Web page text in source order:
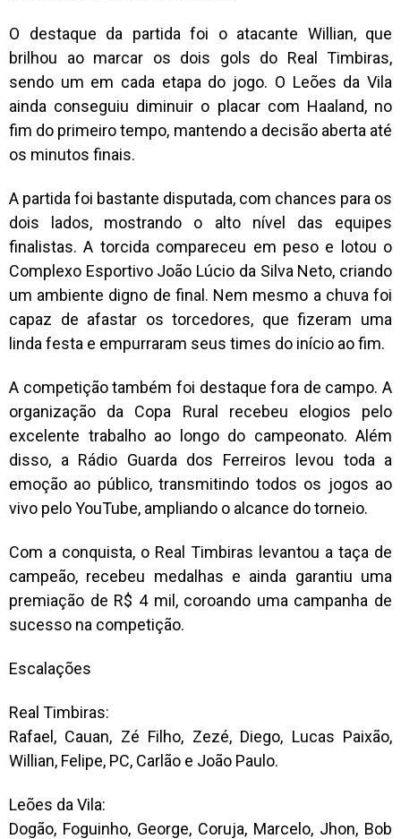
O destaque da partida foi o atacante Willian, que
brilhou ao marcar os dois gols do Real Timbiras,
sendo um em cada etapa do jogo. O Leões da Vila
ainda conseguiu diminuir o placar com Haaland, no
fim do primeiro tempo, mantendo a decisão aberta até
os minutos finais.
A partida foi bastante disputada, com chances para os
dois lados, mostrando o alto nível das equipes
finalistas. A torcida compareceu em peso e lotou o
Complexo Esportivo João Lúcio da Silva Neto, criando
um ambiente digno de final. Nem mesmo a chuva foi
capaz de afastar os torcedores, que fizeram uma
linda festa e empurraram seus times do início ao fim.
A competição também foi destaque fora de campo. A
organização da Copa Rural recebeu elogios pelo
excelente trabalho ao longo do campeonato. Além
disso, a Rádio Guarda dos Ferreiros levou toda a
emoção ao público, transmitindo todos os jogos ao
vivo pelo YouTube, ampliando o alcance do torneio.
Com a conquista, o Real Timbiras levantou a taça de
campeão, recebeu medalhas e ainda garantiu uma
premiação de R$ 4 mil, coroando uma campanha de
sucesso na competição.
Escalações
Real Timbiras:
Rafael, Cauan, Zé Filho, Zezé, Diego, Lucas Paixão,
Willian, Felipe, PC, Carlão e João Paulo.
Leões da Vila:
Dogão, Foguinho, George, Coruja, Marcelo, Jhon, Bob